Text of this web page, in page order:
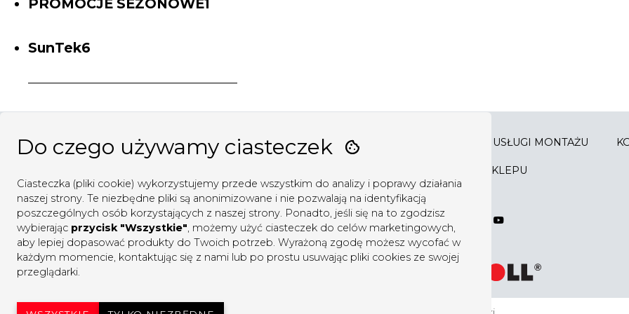
Do czego używamy ciasteczek
Ciasteczka (pliki cookie) wykorzystujemy przede wszystkim do analizy i poprawy działania
naszej strony. Te niezbędne pliki są anonimizowane i nie pozwalają na identyfikacją
poszczególnych osób korzystających z naszej strony. Ponadto, jeśli się na to zgodzisz
wybierając przycisk "Wszystkie", możemy użyć ciasteczek do celów marketingowych,
aby lepiej dopasować produkty do Twoich potrzeb. Wyrażoną zgodę możesz wycofać w
każdym momencie, kontaktując się z nami lub po prostu usuwając pliki cookies ze swojej
przeglądarki.
SunTek6
NA OKNA NA AUTO NARZĘDZIA USŁUGI MONTAŻU
REGULAMIN SKLEPU